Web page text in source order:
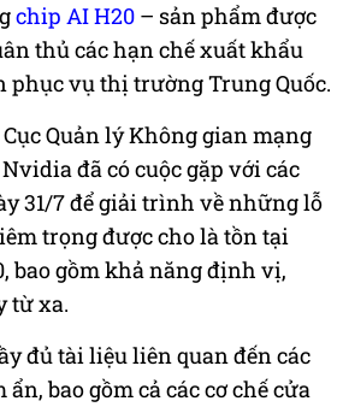
chip AI H20 – sản phẩm được
thủ các hạn chế xuất khẩu
phục vụ thị trường Trung Quốc.
Quản lý Không gian mạng
Nvidia đã có cuộc gặp với các
31/7 để giải trình về những lỗ
trọng được cho là tồn tại
bao gồm khả năng định vị,
từ xa.
đủ tài liệu liên quan đến các
bao gồm cả các cơ chế cửa